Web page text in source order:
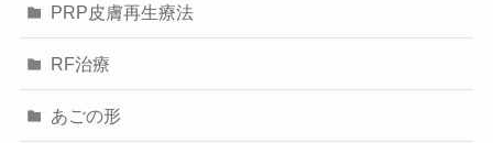
PRP皮膚再生療法
RF治療
あごの形